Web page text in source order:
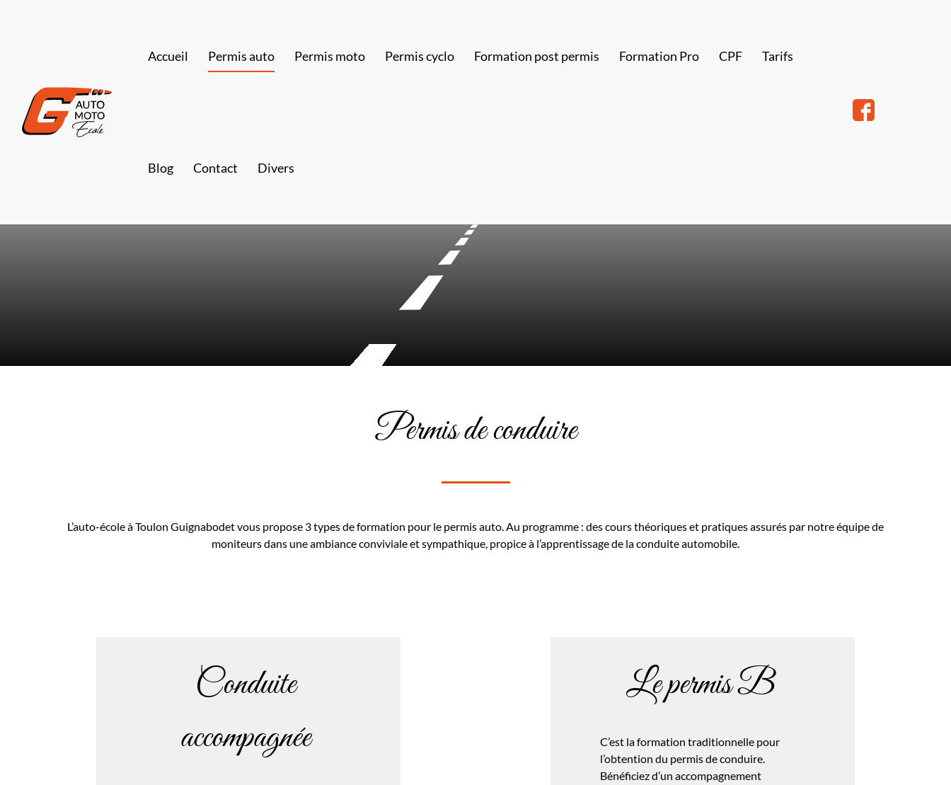
Accueil Permis auto Permis moto Permis cyclo Formation post permis Formation Pro CPF Tarifs
Blog Contact Divers
Permis de conduire
L’auto-école à Toulon Guignabodet vous propose 3 types de formation pour le permis auto. Au programme : des cours théoriques et pratiques assurés par notre équipe de
moniteurs dans une ambiance conviviale et sympathique, propice à l’apprentissage de la conduite automobile.
Conduite
accompagnée
Le permis B
C’est la formation traditionnelle pour
l’obtention du permis de conduire.
Bénéficiez d’un accompagnement